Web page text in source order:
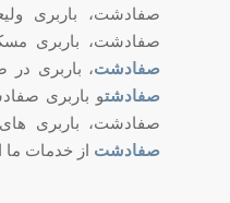
صفادشت، باربری
صفادشت، باربری
صفادشت، باربری
صفادشتو باربری
صفادشت، باربری
صفادشت از خدمات